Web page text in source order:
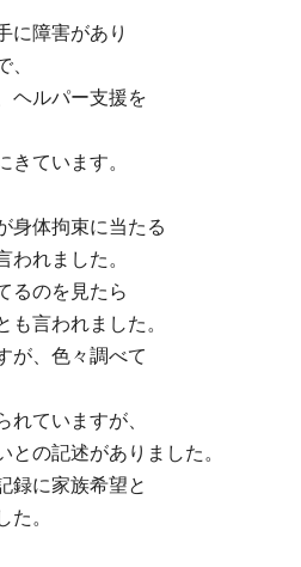
に障害があり
ヘルパー支援を
ています。
身体拘束に当たる
れました。
るのを見たら
言われました。
が、色々調べて
ていますが、
の記述がありました。
録に家族希望と
。